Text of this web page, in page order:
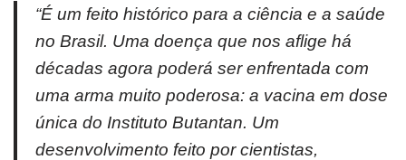
“É um feito histórico para a ciência e a saúde
no Brasil. Uma doença que nos aflige há
décadas agora poderá ser enfrentada com
uma arma muito poderosa: a vacina em dose
única do Instituto Butantan. Um
desenvolvimento feito por cientistas,